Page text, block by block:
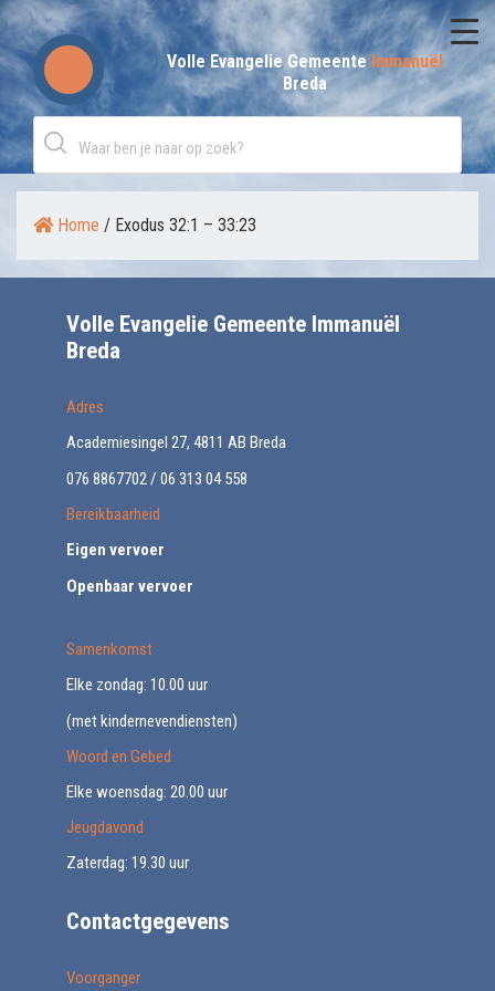
Skip
to
content
Volle Evangelie GemeenteImmanuël
Breda
Home / Exodus 32:1 – 33:23
Volle Evangelie Gemeente Immanuël
Breda
Adres
Academiesingel 27, 4811 AB Breda
076 8867702 / 06 313 04 558
Bereikbaarheid
Eigen vervoer
Openbaar vervoer
Samenkomst
Elke zondag: 10.00 uur
(met kindernevendiensten)
Woord en Gebed
Elke woensdag: 20.00 uur
Jeugdavond
Zaterdag: 19.30 uur
Contactgegevens
Voorganger